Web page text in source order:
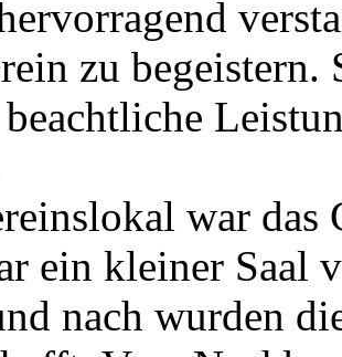
zu
beachtliche
war
ein kleiner Saal
nach wurden